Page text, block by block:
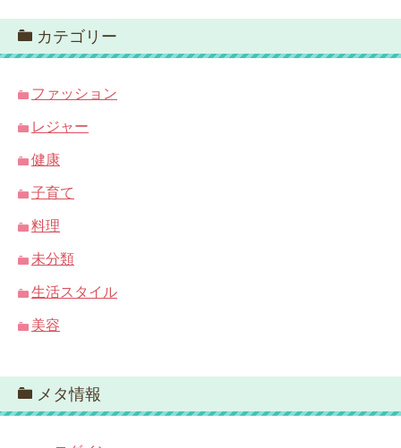
カテゴリー
ファッション
レジャー
健康
子育て
料理
未分類
生活スタイル
美容
メタ情報